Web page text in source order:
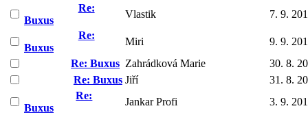
Re:
Buxus
Vlastik
7. 9.
Re:
Buxus
Miri
9. 9.
Re: Buxus Zahrádková Marie
30. 8.
Re: Buxus Jiří
31. 8.
Re:
Buxus
Jankar Profi
3. 9.